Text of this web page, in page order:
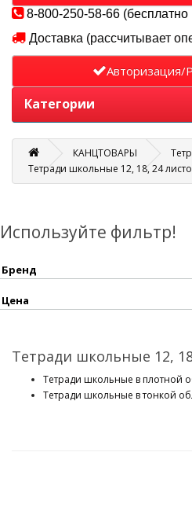
8-800-250-58-66 (бесплатно
Доставка (рассчитывает
Авторизация/
Категории
КАНЦТОВАРЫ
Тетради школьные 12, 18, 24
Используйте фильтр!
Бренд
Цена
Тетради школьные 12,
Тетради школьные в плотной
Тетради школьные в тонкой